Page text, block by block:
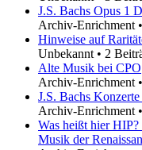
J.S. Bachs Opus 1
Archiv-Enrichment •
Hinweise auf
Unbekannt • 2
Alte Musik bei CPO
Archiv-Enrichment •
J.S. Bachs
Archiv-Enrichment •
Was heißt hier
Musik der